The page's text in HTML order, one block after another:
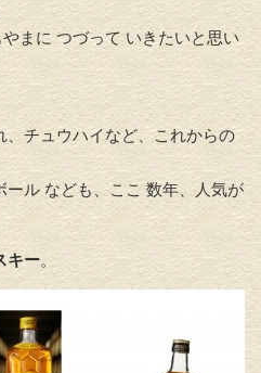
まに つづって いきたいと思い
チュウハイなど、これからの
ール なども、ここ 数年、人気が
キー。